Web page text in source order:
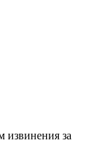
извинения за